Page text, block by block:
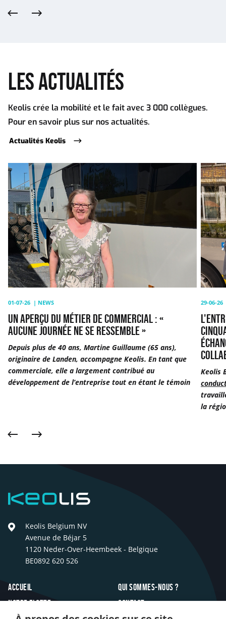
PrécédentSuivant
LES ACTUALITÉS
Keolis crée la mobilité et le fait avec 3 000 collègues.
Pour en savoir plus sur nos actualités.
Actualités Keolis
Un
aperçu
du
métier
de
commercial
«
Aucune
journée
ne
se
ressemble
»
01-07-26 | NEWS
UN APERÇU DU MÉTIER DE COMMERCIAL : «
AUCUNE JOURNÉE NE SE RESSEMBLE »
Depuis plus de 40 ans, Martine Guillaume (65 ans),
originaire de Landen, accompagne Keolis. En tant que
commerciale, elle a largement contribué au
développement de l’entreprise tout en étant le témoin
de
Keolis
de
bus
belges
pour
un
estival
à
:
«
Une
29-06-26
Keolis
la
PrécédentSuivant
Keolis
Keolis Belgium NV
Avenue de Béjar 5
1120 Neder-Over-Heembeek - Belgique
BE0892 620 526
Footer
Accueil
Notre flotte
Qui sommes-nous ?
Contact